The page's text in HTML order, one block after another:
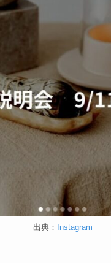
出典： Instagram